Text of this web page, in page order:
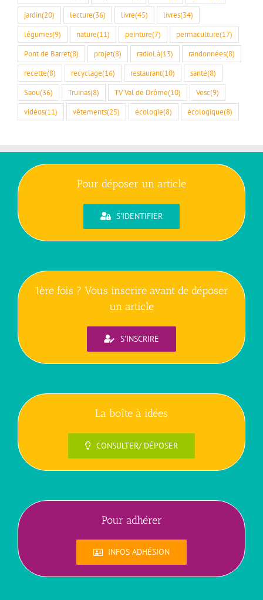
jardin(20) lecture(36) livre(45) livres(34)
légumes(9) nature(11) peinture(7) permaculture(17)
Pont de Barret(8) projet(8) radioLà(13) randonnées(8)
recette(8) recyclage(16) restaurant(10) santé(8)
Saou(36) Truinas(8) TV Val de Drôme(10) Vesc(9)
vidéos(11) vêtements(25) écologie(8) écologique(8)
Pour déposer un article
S'IDENTIFIER
1ère fois ? Vous inscrire avant de déposer
un article
S'INSCRIRE
La boîte à idées
CONSULTER/ DÉPOSER
Pour adhérer
INFOS ADHÉSION